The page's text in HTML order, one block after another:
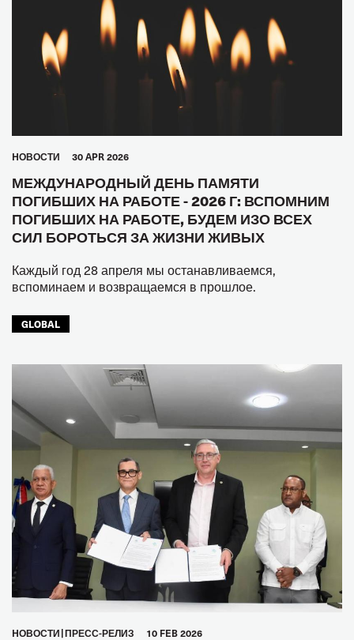
HОВОСТИ 30 APR 2026
МЕЖДУНАРОДНЫЙ ДЕНЬ ПАМЯТИ
ПОГИБШИХ НА РАБОТЕ - 2026 Г: ВСПОМНИМ
ПОГИБШИХ НА РАБОТЕ, БУДЕМ ИЗО ВСЕХ
СИЛ БОРОТЬСЯ ЗА ЖИЗНИ ЖИВЫХ
Каждый год 28 апреля мы останавливаемся,
вспоминаем и возвращаемся в прошлое.
GLOBAL
HОВОСТИ ПРЕСС-РЕЛИЗ 10 FEB 2026